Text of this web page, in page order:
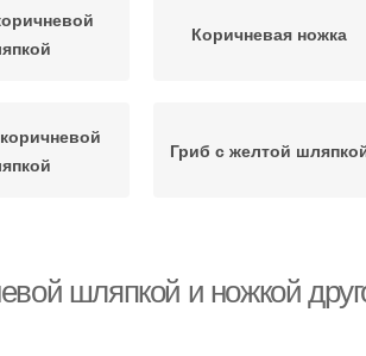
Коричневая ножка
Гриб с желтой
шляпкой и ножкой